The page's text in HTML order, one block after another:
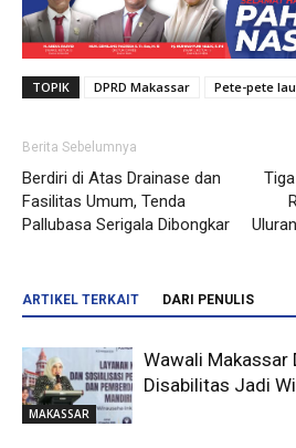
TOPIK DPRD Makassar Pete-pete
Berita Sebelumnya
Berdiri di Atas Drainase dan
Fasilitas Umum, Tenda
Pallubasa Serigala Dibongkar
ARTIKEL TERKAIT DARI PENULIS
MAKASSAR
Wawali Makassar
Disabilitas Jadi